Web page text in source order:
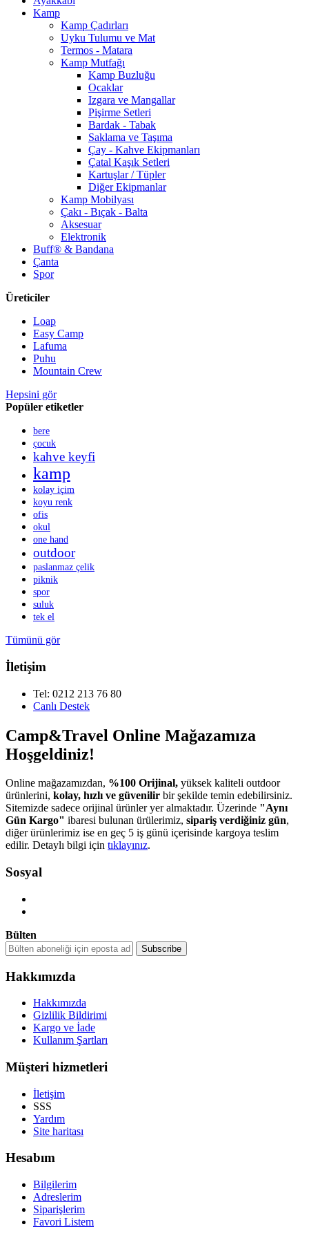
Kamp
Kamp Çadırları
Uyku Tulumu ve Mat
Termos - Matara
Kamp Mutfağı
Kamp Buzluğu
Ocaklar
Izgara ve Mangallar
Pişirme Setleri
Bardak - Tabak
Saklama ve Taşıma
Çay - Kahve Ekipmanları
Çatal Kaşık Setleri
Kartuşlar / Tüpler
Diğer Ekipmanlar
Kamp Mobilyası
Çakı - Bıçak - Balta
Aksesuar
Elektronik
Buff® & Bandana
Çanta
Spor
Üreticiler
Loap
Easy Camp
Lafuma
Puhu
Mountain Crew
Hepsini gör
Popüler etiketler
bere
çocuk
kahve keyfi
kamp
kolay içim
koyu renk
ofis
okul
one hand
outdoor
paslanmaz çelik
piknik
spor
suluk
tek el
Tümünü gör
İletişim
Tel: 0212 213 76 80
Canlı Destek
Camp&Travel Online Mağazamıza
Hoşgeldiniz!
Online mağazamızdan, %100 Orijinal, yüksek kaliteli outdoor
ürünlerini, kolay, hızlı ve güvenilir bir şekilde temin edebilirsiniz.
Sitemizde sadece orijinal ürünler yer almaktadır. Üzerinde "Aynı
Gün Kargo" ibaresi bulunan ürülerimiz, sipariş verdiğiniz gün,
diğer ürünlerimiz ise en geç 5 iş günü içerisinde kargoya teslim
edilir. Detaylı bilgi için tıklayınız.
Sosyal
Bülten
Hakkımızda
Hakkımızda
Gizlilik Bildirimi
Kargo ve İade
Kullanım Şartları
Müşteri hizmetleri
İletişim
SSS
Yardım
Site haritası
Hesabım
Bilgilerim
Adreslerim
Siparişlerim
Favori Listem